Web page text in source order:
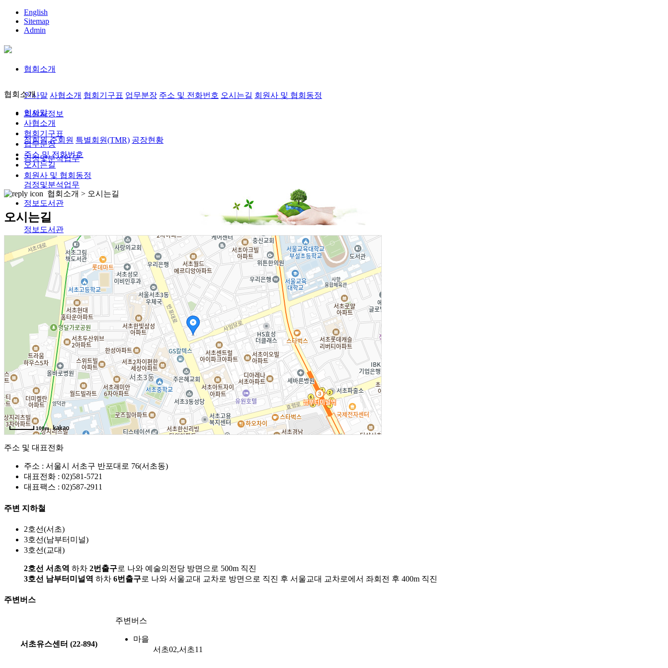
English
Sitemap
Admin
협회소개
인사말 사협소개 협회기구표 업무분장 주소 및 전화번호 오시는길 회원사 및 협회동정
회원사정보
정회원,준회원 특별회원(TMR) 공장현황
검정및분석업무
검정및분석업무
정보도서관
정보도서관
알림광장
알림사항 FAQ 인사채용/입찰공고 사협게시판 영상자료실 관련단체및기관
Magazine
격월간사료
협회소개
인사말
사협소개
협회기구표
업무분장
주소 및 전화번호
오시는길
회원사 및 협회동정
협회소개 > 오시는길
오시는길
100m
주소 및 대표전화
주소 : 서울시 서초구 반포대로 76(서초동)
대표전화 : 02)581-5721
대표팩스 : 02)587-2911
주변 지하철
2호선(서초)
3호선(남부터미널)
3호선(교대)
2호선 서초역 하차 2번출구로 나와 예술의전당 방면으로 500m 직진
3호선 남부터미널역 하차 6번출구로 나와 서울교대 교차로 방면으로 직진 후 서울교대 교차로에서 좌회전 후 400m 직진
주변버스
주변버스
서초유스센터 (22-894)
마을
서초02,서초11